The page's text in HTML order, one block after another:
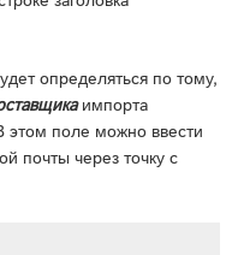
определяться по тому,
импорта
этом поле можно ввести
почты через точку с